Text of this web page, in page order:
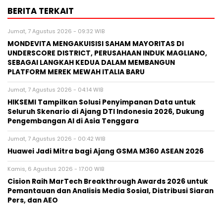
BERITA TERKAIT
Jumat, 7 Agustus 2026 - 09:32 WIB
MONDEVITA MENGAKUISISI SAHAM MAYORITAS DI
UNDERSCORE DISTRICT, PERUSAHAAN INDUK MAGLIANO,
SEBAGAI LANGKAH KEDUA DALAM MEMBANGUN
PLATFORM MEREK MEWAH ITALIA BARU
Jumat, 7 Agustus 2026 - 04:14 WIB
HIKSEMI Tampilkan Solusi Penyimpanan Data untuk
Seluruh Skenario di Ajang DTI Indonesia 2026, Dukung
Pengembangan AI di Asia Tenggara
Jumat, 7 Agustus 2026 - 00:42 WIB
Huawei Jadi Mitra bagi Ajang GSMA M360 ASEAN 2026
Kamis, 6 Agustus 2026 - 17:00 WIB
Cision Raih MarTech Breakthrough Awards 2026 untuk
Pemantauan dan Analisis Media Sosial, Distribusi Siaran
Pers, dan AEO